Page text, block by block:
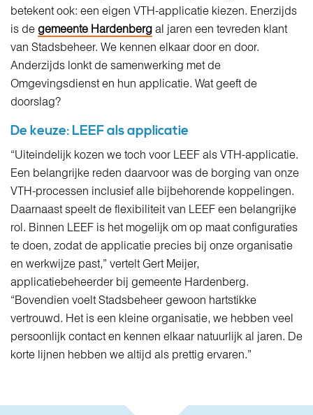
betekent ook: een eigen VTH-applicatie kiezen. Enerzijds
is de gemeente Hardenberg al jaren een tevreden klant
van Stadsbeheer. We kennen elkaar door en door.
Anderzijds lonkt de samenwerking met de
Omgevingsdienst en hun applicatie. Wat geeft de
doorslag?
De keuze: LEEF als applicatie
“Uiteindelijk kozen we toch voor LEEF als VTH-applicatie.
Een belangrijke reden daarvoor was de borging van onze
VTH-processen inclusief alle bijbehorende koppelingen.
Daarnaast speelt de flexibiliteit van LEEF een belangrijke
rol. Binnen LEEF is het mogelijk om op maat configuraties
te doen, zodat de applicatie precies bij onze organisatie
en werkwijze past,” vertelt Gert Meijer,
applicatiebeheerder bij gemeente Hardenberg.
“Bovendien voelt Stadsbeheer gewoon hartstikke
vertrouwd. Het is een kleine organisatie, we hebben veel
persoonlijk contact en kennen elkaar natuurlijk al jaren. De
korte lijnen hebben we altijd als prettig ervaren.”